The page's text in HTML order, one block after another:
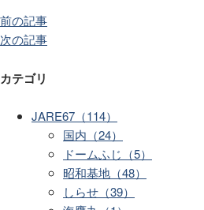
前の記事
次の記事
カテゴリ
JARE67（114）
国内（24）
ドームふじ（5）
昭和基地（48）
しらせ（39）